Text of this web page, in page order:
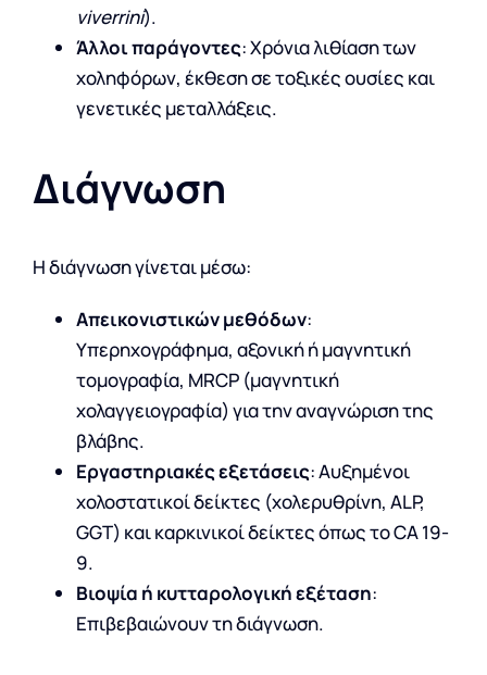
viverrini).
Άλλοι παράγοντες: Χρόνια λιθίαση των
χοληφόρων, έκθεση σε τοξικές ουσίες και
γενετικές μεταλλάξεις.
Διάγνωση
Η διάγνωση γίνεται μέσω:
Απεικονιστικών μεθόδων:
Υπερηχογράφημα, αξονική ή μαγνητική
τομογραφία, MRCP (μαγνητική
χολαγγειογραφία) για την αναγνώριση της
βλάβης.
Εργαστηριακές εξετάσεις: Αυξημένοι
χολοστατικοί δείκτες (χολερυθρίνη, ALP,
GGT) και καρκινικοί δείκτες όπως το CA 19-
9.
Βιοψία ή κυτταρολογική εξέταση:
Επιβεβαιώνουν τη διάγνωση.